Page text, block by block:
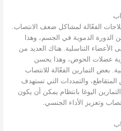
الفعّالة لمشاكل ضعف الانتصاب.
الدورة الدموية في الجسم، وهذا
التناسلية. هناك العديد من
عضلات الحوض، وهذا يحسن
بعض التمارين الفعّالة للانتصاب
والتمددات التي تستهدف
اليوغا بانتظام يمكن أن يكون
وتعزيز الأداء الجنسي.